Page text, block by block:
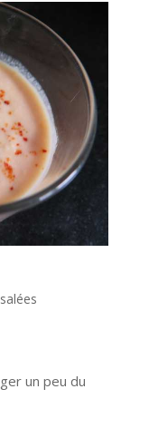
un peu du